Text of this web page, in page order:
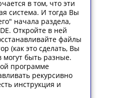
в том, что эти
система. И тогда Вы
начала раздела,
Откройте в ней
файлы
(как это сделать, Вы
быть разные.
программе
рекурсивно
инструкция и